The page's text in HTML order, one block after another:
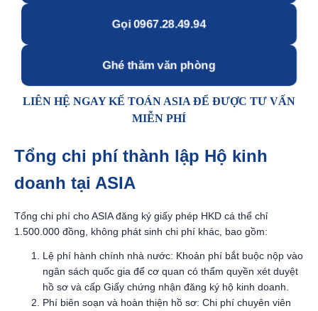
Gọi 0967.28.49.94
Ghé thăm văn phòng
LIÊN HỆ NGAY KẾ TOÁN ASIA ĐỂ ĐƯỢC TƯ VẤN
MIỄN PHÍ
Tổng chi phí thành lập Hộ kinh
doanh tại ASIA
Tổng chi phí cho ASIA đăng ký giấy phép HKD cá thể chỉ
1.500.000 đồng, không phát sinh chi phí khác, bao gồm:
Lệ phí hành chính nhà nước: Khoản phí bắt buộc nộp vào
ngân sách quốc gia để cơ quan có thẩm quyền xét duyệt
hồ sơ và cấp Giấy chứng nhận đăng ký hộ kinh doanh.
Phí biên soạn và hoàn thiện hồ sơ: Chi phí chuyên viên